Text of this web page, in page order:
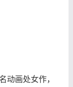
动画处女作，